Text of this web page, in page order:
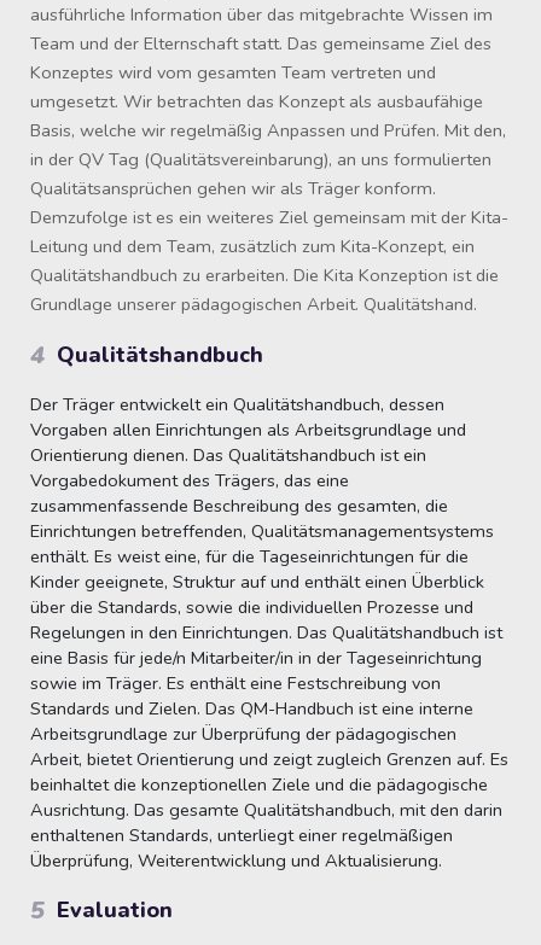
ausführliche Information über das mitgebrachte Wissen im
Team und der Elternschaft statt. Das gemeinsame Ziel des
Konzeptes wird vom gesamten Team vertreten und
umgesetzt. Wir betrachten das Konzept als ausbaufähige
Basis, welche wir regelmäßig Anpassen und Prüfen. Mit den,
in der QV Tag (Qualitätsvereinbarung), an uns formulierten
Qualitätsansprüchen gehen wir als Träger konform.
Demzufolge ist es ein weiteres Ziel gemeinsam mit der Kita-
Leitung und dem Team, zusätzlich zum Kita-Konzept, ein
Qualitätshandbuch zu erarbeiten. Die Kita Konzeption ist die
Grundlage unserer pädagogischen Arbeit. Qualitätshand.
4 Qualitätshandbuch
Der Träger entwickelt ein Qualitätshandbuch, dessen
Vorgaben allen Einrichtungen als Arbeitsgrundlage und
Orientierung dienen. Das Qualitätshandbuch ist ein
Vorgabedokument des Trägers, das eine
zusammenfassende Beschreibung des gesamten, die
Einrichtungen betreffenden, Qualitätsmanagementsystems
enthält. Es weist eine, für die Tageseinrichtungen für die
Kinder geeignete, Struktur auf und enthält einen Überblick
über die Standards, sowie die individuellen Prozesse und
Regelungen in den Einrichtungen. Das Qualitätshandbuch ist
eine Basis für jede/n Mitarbeiter/in in der Tageseinrichtung
sowie im Träger. Es enthält eine Festschreibung von
Standards und Zielen. Das QM-Handbuch ist eine interne
Arbeitsgrundlage zur Überprüfung der pädagogischen
Arbeit, bietet Orientierung und zeigt zugleich Grenzen auf. Es
beinhaltet die konzeptionellen Ziele und die pädagogische
Ausrichtung. Das gesamte Qualitätshandbuch, mit den darin
enthaltenen Standards, unterliegt einer regelmäßigen
Überprüfung, Weiterentwicklung und Aktualisierung.
5 Evaluation